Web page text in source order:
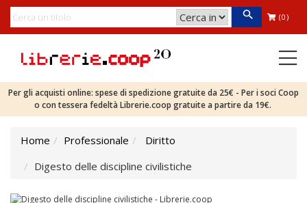
(0)
Per gli acquisti online: spese di spedizione gratuite da 25€ - Per i soci Coop
o con tessera fedeltà Librerie.coop gratuite a partire da 19€.
Home Professionale
Diritto
Digesto delle discipline civilistiche